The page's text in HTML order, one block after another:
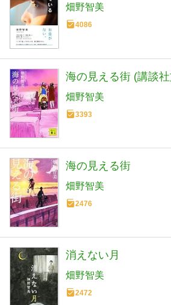
畑野智美
4086
海の見える街 (講談
畑野智美
3393
海の見える街
畑野智美
2476
消えない月
畑野智美
2472